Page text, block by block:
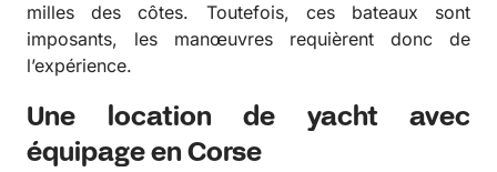
milles des côtes. Toutefois, ces bateaux sont
imposants, les manœuvres requièrent donc de
l’expérience.
Une location de yacht avec
équipage en Corse